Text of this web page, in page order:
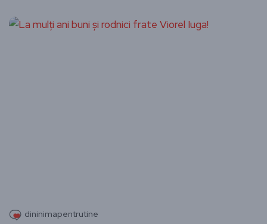
dininimapentrutine